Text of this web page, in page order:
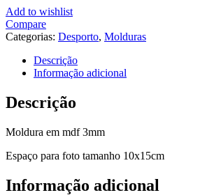
Add to wishlist
Compare
Categorias: Desporto, Molduras
Descrição
Informação adicional
Descrição
Moldura em mdf 3mm
Espaço para foto tamanho 10x15cm
Informação adicional